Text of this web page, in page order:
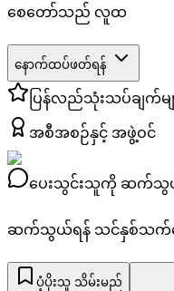
စေတော်သည် လူထ
နောက်ထပ်ဖတ်ရန်
ပြန်လည်သုံးသပ်ချက်မ
အစီအစဉ်နှင့် အဖွဲ့ဝင်
ပေးသွင်းသူကို ဆက်သွ
ဆက်သွယ်ရန် သင်နှစ်သက်သေ
ပံ့ပိုးသူ သိမ်းမည်